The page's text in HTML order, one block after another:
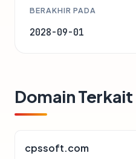
BERAKHIR PADA
2028-09-01
Domain Terkait
cpssoft.com